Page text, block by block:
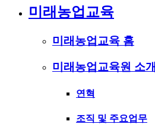
미래농업교육
미래농업교육 홈
미래농업교육원 소개
연혁
조직 및 주요업무